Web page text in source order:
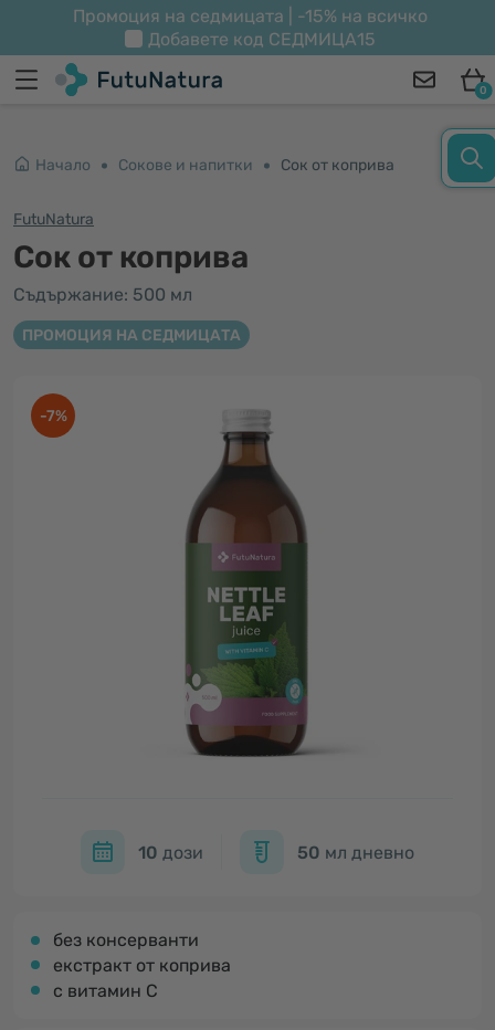
Промоция на седмицата | -15% на всичко
Добавете код СЕДМИЦА15
0
Начало Сокове и напитки Сок от коприва
FutuNatura
Сок от коприва
Съдържание: 500 мл
ПРОМОЦИЯ НА СЕДМИЦАТА
-7%
10 дози 50 мл дневно
без консерванти
екстракт от коприва
с витамин С